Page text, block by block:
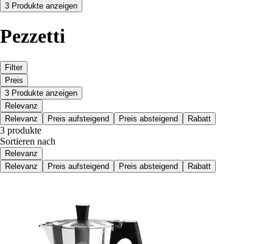
3 Produkte anzeigen
Pezzetti
Filter
Preis
3 Produkte anzeigen
Relevanz
Relevanz
Preis aufsteigend Preis absteigend Rabatt
3 produkte
Sortieren nach
Relevanz
Relevanz
Preis aufsteigend Preis absteigend Rabatt